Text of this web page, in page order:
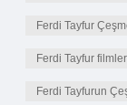
Ferdi Tayfur
Ferdi Tayfur
Ferdi Tayfurun